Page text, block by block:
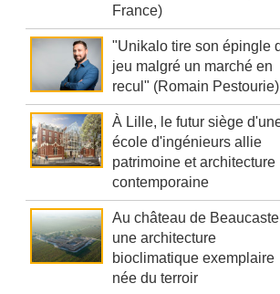
France)
"Unikalo tire son épingle
jeu malgré un marché en
recul" (Romain Pestourie)
À Lille, le futur siège
école d'ingénieurs allie
patrimoine et architecture
contemporaine
Au château de
une architecture
bioclimatique exemplaire
née du terroir